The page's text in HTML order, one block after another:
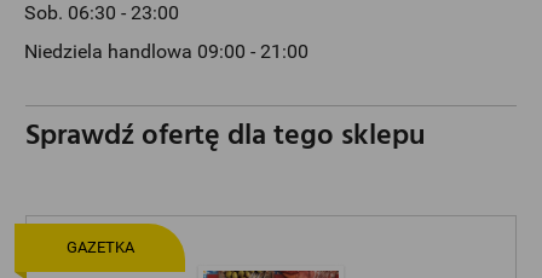
Sob. 06:30 - 23:00
Niedziela handlowa 09:00 - 21:00
Sprawdź ofertę dla tego sklepu
GAZETKA